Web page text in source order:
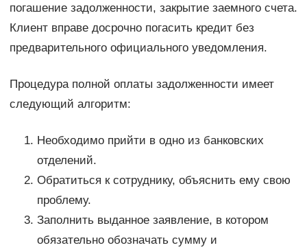
погашение задолженности, закрытие заемного счета.
Клиент вправе досрочно погасить кредит без
предварительного официального уведомления.
Процедура полной оплаты задолженности имеет
следующий алгоритм:
Необходимо прийти в одно из банковских
отделений.
Обратиться к сотруднику, объяснить ему свою
проблему.
Заполнить выданное заявление, в котором
обязательно обозначать сумму и